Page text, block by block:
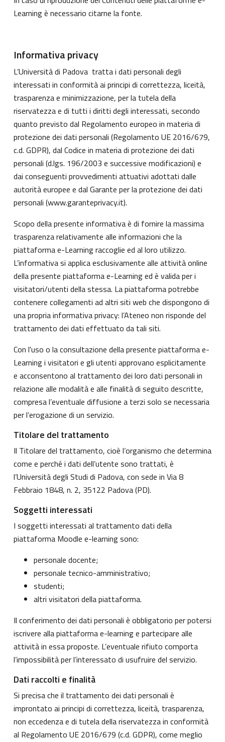
Learning è necessario citarne la fonte.
Informativa privacy
L’Università di Padova tratta i dati personali degli
interessati in conformità ai principi di correttezza, liceità,
trasparenza e minimizzazione, per la tutela della
riservatezza e di tutti i diritti degli interessati, secondo
quanto previsto dal Regolamento europeo in materia di
protezione dei dati personali (Regolamento UE 2016/679,
c.d. GDPR), dal Codice in materia di protezione dei dati
personali (d.lgs. 196/2003 e successive modificazioni) e
dai conseguenti provvedimenti attuativi adottati dalle
autorità europee e dal Garante per la protezione dei dati
personali (www.garanteprivacy.it).
Scopo della presente informativa è di fornire la massima
trasparenza relativamente alle informazioni che la
piattaforma e-Learning raccoglie ed al loro utilizzo.
L’informativa si applica esclusivamente alle attività online
della presente piattaforma e-Learning ed è valida per i
visitatori/utenti della stessa. La piattaforma potrebbe
contenere collegamenti ad altri siti web che dispongono di
una propria informativa privacy: l’Ateneo non risponde del
trattamento dei dati effettuato da tali siti.
Con l'uso o la consultazione della presente piattaforma e-
Learning i visitatori e gli utenti approvano esplicitamente
e acconsentono al trattamento dei loro dati personali in
relazione alle modalità e alle finalità di seguito descritte,
compresa l’eventuale diffusione a terzi solo se necessaria
per l’erogazione di un servizio.
Titolare del trattamento
Il Titolare del trattamento, cioè l’organismo che determina
come e perché i dati dell’utente sono trattati, è
l’Università degli Studi di Padova, con sede in Via 8
Febbraio 1848, n. 2, 35122 Padova (PD).
Soggetti interessati
I soggetti interessati al trattamento dati della
piattaforma Moodle e-learning sono:
personale docente;
personale tecnico-amministrativo;
studenti;
altri visitatori della piattaforma.
Il conferimento dei dati personali è obbligatorio per potersi
iscrivere alla piattaforma e-learning e partecipare alle
attività in essa proposte. L’eventuale rifiuto comporta
l’impossibilità per l’interessato di usufruire del servizio.
Dati raccolti e finalità
Si precisa che il trattamento dei dati personali è
improntato ai principi di correttezza, liceità, trasparenza,
non eccedenza e di tutela della riservatezza in conformità
al Regolamento UE 2016/679 (c.d. GDPR), come meglio